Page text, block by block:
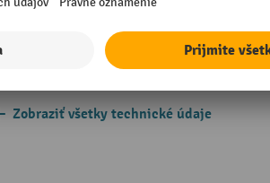
Typ posuvného držadla
Vlastná hmotnosť
Zobraziť všetky technické údaje